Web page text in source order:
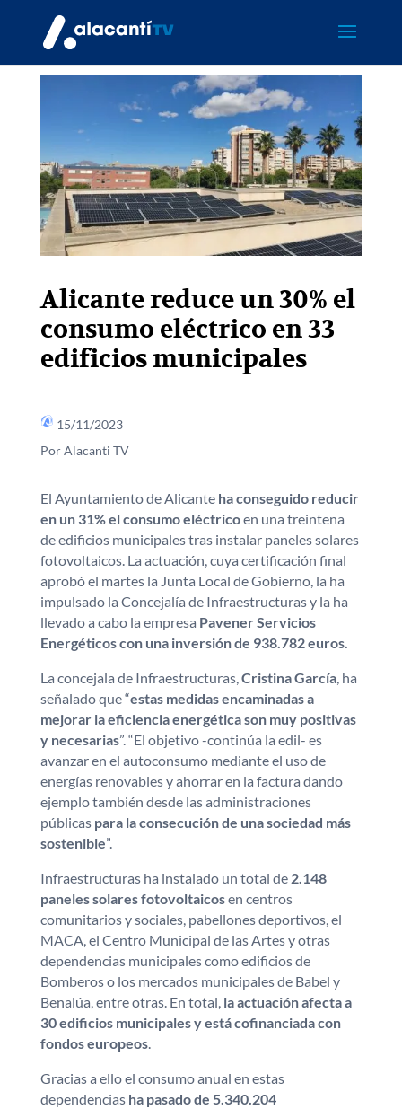
Alicante reduce un 30% el
consumo eléctrico en 33
edificios municipales
15/11/2023
Por Alacanti TV
El Ayuntamiento de Alicante ha conseguido reducir
en un 31% el consumo eléctricoen una treintena
de edificios municipales tras instalar paneles solares
fotovoltaicos. La actuación, cuya certificación final
aprobó el martes la Junta Local de Gobierno, la ha
impulsado la Concejalía de Infraestructuras y la ha
llevado a cabo la empresa Pavener Servicios
Energéticos con una inversión de 938.782 euros.
La concejala de Infraestructuras, Cristina García, ha
señalado que “estas medidas encaminadas a
mejorar la eficiencia energética son muy positivas
y necesarias”. “El objetivo -continúa la edil- es
avanzar en el autoconsumo mediante el uso de
energías renovables y ahorrar en la factura dando
ejemplo también desde las administraciones
públicas para la consecución de una sociedad más
sostenible”.
Infraestructuras ha instalado un total de2.148
paneles solares fotovoltaicosen centros
comunitarios y sociales, pabellones deportivos, el
MACA, el Centro Municipal de las Artes y otras
dependencias municipales como edificios de
Bomberos o los mercados municipales de Babel y
Benalúa, entre otras. En total, la actuación afecta a
30 edificios municipales y está cofinanciada con
fondos europeos.
Gracias a ello el consumo anual en estas
dependenciasha pasado de 5.340.204